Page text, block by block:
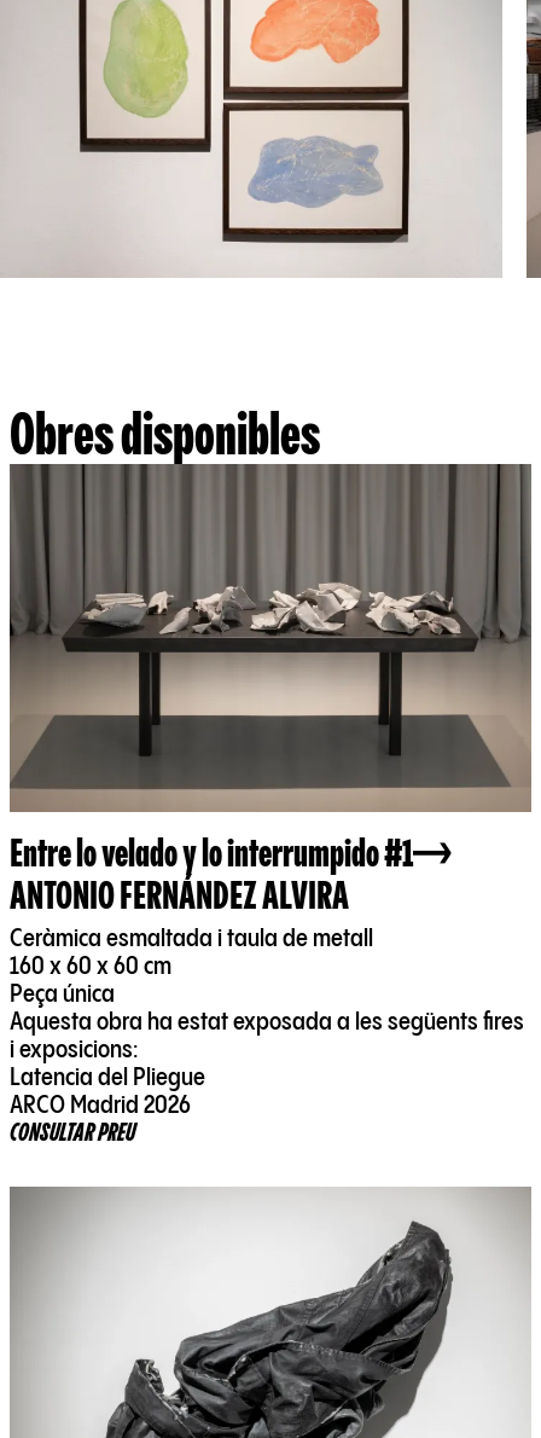
Obres disponibles
Entre lo velado y lo interrumpido #1
ANTONIO FERNÁNDEZ ALVIRA
Ceràmica esmaltada i taula de metall
160 x 60 x 60 cm
Peça única
Aquesta obra ha estat exposada a les següents fires
i exposicions:
Latencia del Pliegue
ARCO Madrid 2026
CONSULTAR PREU